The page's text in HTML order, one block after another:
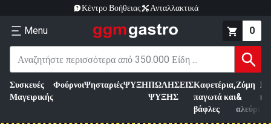
Κέντρο Βοήθειας Ανταλλακτικά
Menu 0
Συσκευές
Μαγειρικής
ΦούρνοιΨησταριέςΨΥΞΗΠΩΛΗΣΕΙΣ
ΨΥΞΗΣ
Καφετέρια,
παγωτά και
βάφλες
Ζύμη
&
αλεύρι